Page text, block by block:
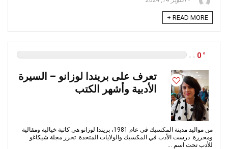
READ MORE +
0
تعرف على بريندا لوزانو – السيرة
الأدبية وأشهر الكتب
من مواليد مدينة المكسيك في عام 1981، بريندا لوزانو هي كاتبة خيالية ومقالية
ومحررة. درست الأدب في المكسيك والولايات المتحدة. تحرر مجلة شيكاغو
للأدب تحت اسم ...